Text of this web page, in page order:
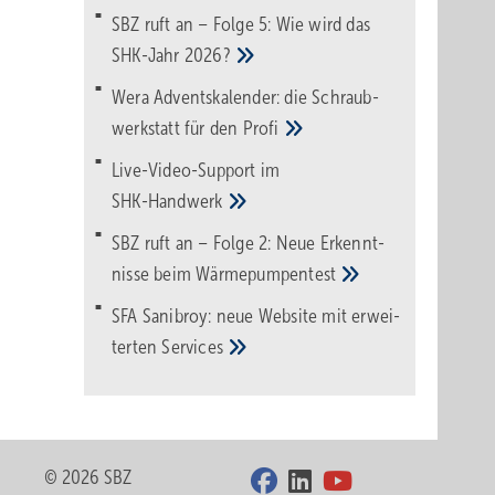
SBZ ruft an – Folge 5: Wie wird das
SHK-Jahr 2026?
Wera Adventskalender: die Schraub­
werk­statt für den Pro­fi
Live-Video-Support im
SHK-Handwerk
SBZ ruft an – Folge 2: Neue Erkennt­
nisse beimWärme­pumpen­test
SFA Sanibroy: neue Web­site mit erwei­
tertenServices
© 2026 SBZ